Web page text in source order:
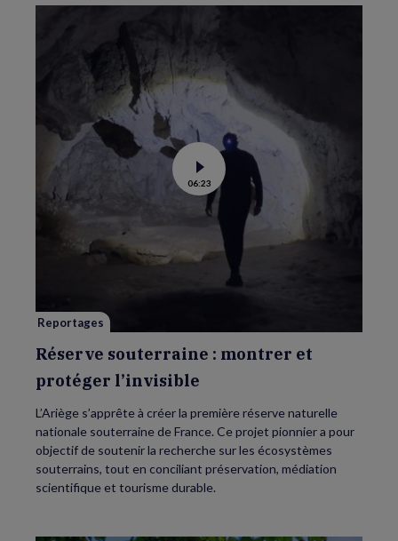
Voir
la
vidéo
de
Réserve
souterraine
montrer
et
protéger
06:23
Reportages
Réserve souterraine : montrer et
protéger l’invisible
L’Ariège s’apprête à créer la première réserve naturelle
nationale souterraine de France. Ce projet pionnier a pour
objectif de soutenir la recherche sur les écosystèmes
souterrains, tout en conciliant préservation, médiation
scientifique et tourisme durable.